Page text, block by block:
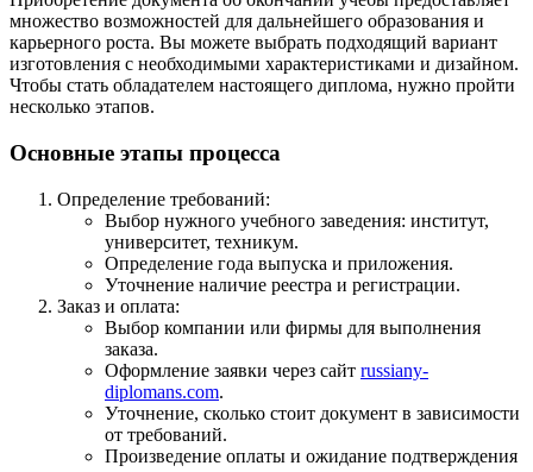
множество возможностей для дальнейшего образования и
карьерного роста. Вы можете выбрать подходящий вариант
изготовления с необходимыми характеристиками и дизайном.
Чтобы стать обладателем настоящего диплома, нужно пройти
несколько этапов.
Основные этапы процесса
Определение требований:
Выбор нужного учебного заведения: институт,
университет, техникум.
Определение года выпуска и приложения.
Уточнение наличие реестра и регистрации.
Заказ и оплата:
Выбор компании или фирмы для выполнения
заказа.
Оформление заявки через сайт russiany-
diplomans.com.
Уточнение, сколько стоит документ в зависимости
от требований.
Произведение оплаты и ожидание подтверждения